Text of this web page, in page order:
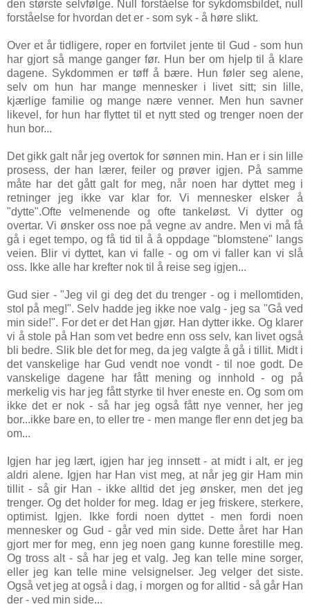
den største selvfølge. Null forståelse for sykdomsbildet, null
forståelse for hvordan det er - som syk - å høre slikt.
Over et år tidligere, roper en fortvilet jente til Gud - som hun
har gjort så mange ganger før. Hun ber om hjelp til å klare
dagene. Sykdommen er tøff å bære. Hun føler seg alene,
selv om hun har mange mennesker i livet sitt; sin lille,
kjærlige familie og mange nære venner. Men hun savner
likevel, for hun har flyttet til et nytt sted og trenger noen der
hun bor...
Det gikk galt når jeg overtok for sønnen min. Han er i sin lille
prosess, der han lærer, feiler og prøver igjen. På samme
måte har det gått galt for meg, når noen har dyttet meg i
retninger jeg ikke var klar for. Vi mennesker elsker å
"dytte".Ofte velmenende og ofte tankeløst. Vi dytter og
overtar. Vi ønsker oss noe på vegne av andre. Men vi må få
gå i eget tempo, og få tid til å å oppdage "blomstene" langs
veien. Blir vi dyttet, kan vi falle - og om vi faller kan vi slå
oss.
Ikke alle har krefter nok til å reise seg igjen...
Gud sier - "Jeg vil gi deg det du trenger - og i mellomtiden,
stol på meg!". Selv hadde jeg ikke noe valg - jeg sa "Gå ved
min side!". For det er det Han gjør. Han dytter ikke. Og klarer
vi å stole på Han som vet bedre enn oss selv, kan livet også
bli bedre. Slik ble det for meg, da jeg valgte å gå i tillit. Midt i
det vanskelige har Gud vendt noe vondt - til noe godt. De
vanskelige dagene har fått mening og innhold - og på
merkelig vis har jeg fått styrke til hver eneste en. Og som om
ikke det er nok - så har jeg også fått nye venner, her jeg
bor...ikke bare en, to eller tre - men mange fler enn det jeg ba
om...
Igjen har jeg lært, igjen har jeg innsett - at midt i alt, er jeg
aldri alene. Igjen har Han vist meg, at når jeg gir Ham min
tillit - så gir Han - ikke alltid det jeg ønsker, men det jeg
trenger. Og det holder for meg. Idag er jeg friskere, sterkere,
optimist. Igjen. Ikke fordi noen dyttet - men fordi noen
mennesker og Gud - går ved min side. Dette året har Han
gjort mer for meg, enn jeg noen gang kunne forestille meg.
Og tross alt - så har jeg et valg. Jeg kan telle mine sorger,
eller jeg kan telle mine velsignelser. Jeg velger det siste.
Også vet jeg at også i dag, i morgen og for alltid - så går Han
der - ved min side...